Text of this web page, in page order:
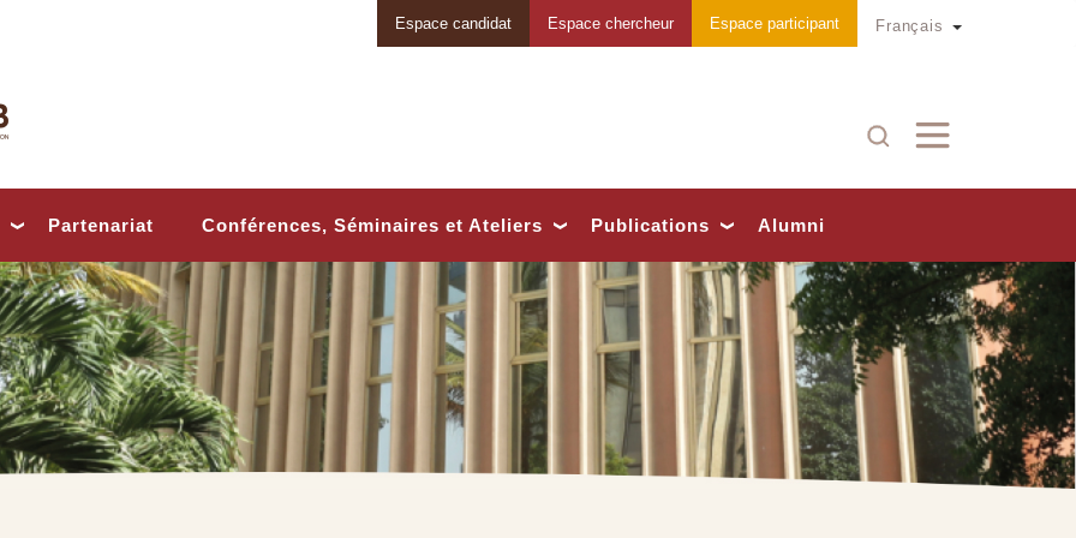
Français Toggle
Espace candidat Espace chercheur Espace participant
Partenariat Conférences, Séminaires et Ateliers Publications Alumni